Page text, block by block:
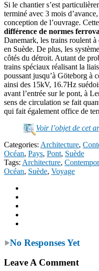
Si le chantier s’est
terminé avec 3 mois
conception de l’ouvrage.
différence de normes
Danemark, les trains roulent
en Suède. De plus, les
côtés du détroit. Autant de
trains spéciaux réalisant la
poussant jusqu’à Göteborg à
ainsi des 15kV, 16.7Hz
avant l’entrée sur le pont, à
sens de circulation se fait
qui fait également office de
Voir l’objet de cet
Categories: Architecture,
Océan, Pays, Pont, Suède
Tags: Architecture,
Océan, Suède, Voyage
No Responses Yet
Leave A Comment